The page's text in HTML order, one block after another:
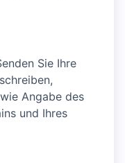
Sie Ihre
Angabe des
und Ihres